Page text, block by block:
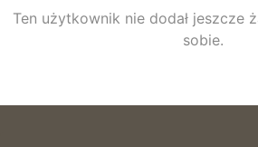
Ten użytkownik nie dodał jeszcze
sobie.